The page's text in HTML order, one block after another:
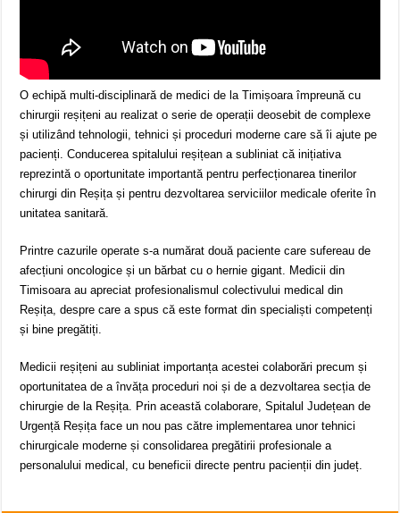
O echipă multi-disciplinară de medici de la Timișoara împreună cu
chirurgii reșițeni au realizat o serie de operații deosebit de complexe
și utilizând tehnologii, tehnici și proceduri moderne care să îi ajute pe
pacienți. Conducerea spitalului reșițean a subliniat că inițiativa
reprezintă o oportunitate importantă pentru perfecționarea tinerilor
chirurgi din Reșița și pentru dezvoltarea serviciilor medicale oferite în
unitatea sanitară.
Printre cazurile operate s-a numărat două paciente care sufereau de
afecțiuni oncologice și un bărbat cu o hernie gigant. Medicii din
Timisoara au apreciat profesionalismul colectivului medical din
Reșița, despre care a spus că este format din specialiști competenți
și bine pregătiți.
Medicii reșițeni au subliniat importanța acestei colaborări precum și
oportunitatea de a învăța proceduri noi și de a dezvoltarea secția de
chirurgie de la Reșița. Prin această colaborare, Spitalul Județean de
Urgență Reșița face un nou pas către implementarea unor tehnici
chirurgicale moderne și consolidarea pregătirii profesionale a
personalului medical, cu beneficii directe pentru pacienții din județ.